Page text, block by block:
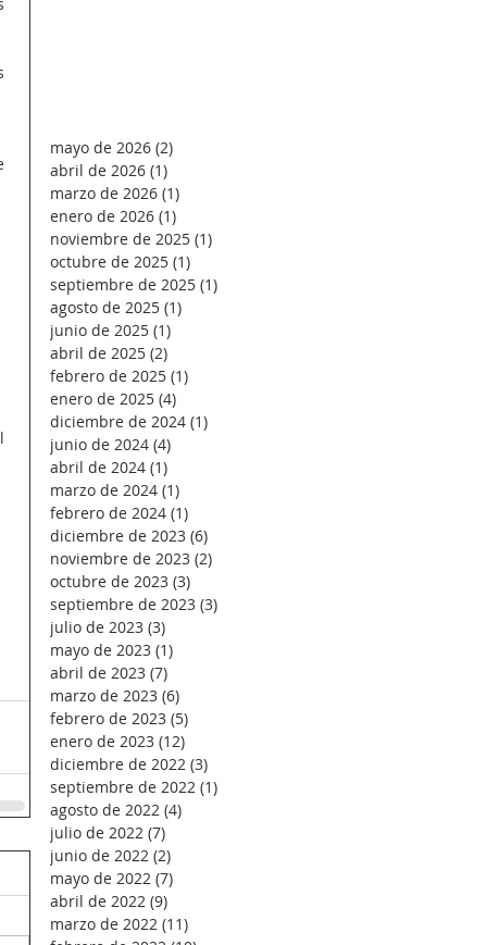
mayo de 2026 (2)
abril de 2026 (1)
marzo de 2026 (1)
enero de 2026 (1)
noviembre de 2025 (1)
octubre de 2025 (1)
septiembre de 2025 (1)
agosto de 2025 (1)
junio de 2025 (1)
abril de 2025 (2)
febrero de 2025 (1)
enero de 2025 (4)
diciembre de 2024 (1)
junio de 2024 (4)
abril de 2024 (1)
marzo de 2024 (1)
febrero de 2024 (1)
diciembre de 2023 (6)
noviembre de 2023 (2)
octubre de 2023 (3)
septiembre de 2023 (3)
julio de 2023 (3)
mayo de 2023 (1)
abril de 2023 (7)
marzo de 2023 (6)
febrero de 2023 (5)
enero de 2023 (12)
diciembre de 2022 (3)
septiembre de 2022 (1)
agosto de 2022 (4)
julio de 2022 (7)
junio de 2022 (2)
mayo de 2022 (7)
abril de 2022 (9)
marzo de 2022 (11)